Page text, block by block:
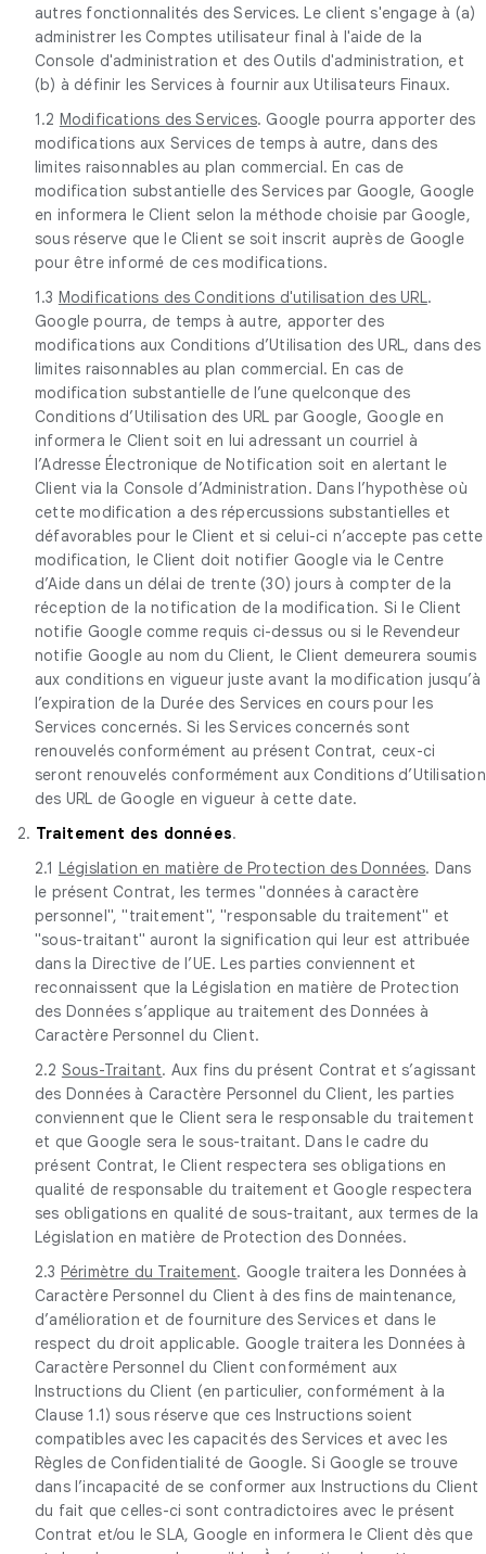
autres fonctionnalités des Services. Le client s'engage à (a)
administrer les Comptes utilisateur final à l'aide de la
Console d'administration et des Outils d'administration, et
(b) à définir les Services à fournir aux Utilisateurs Finaux.
1.2 Modifications des Services. Google pourra apporter des
modifications aux Services de temps à autre, dans des
limites raisonnables au plan commercial. En cas de
modification substantielle des Services par Google, Google
en informera le Client selon la méthode choisie par Google,
sous réserve que le Client se soit inscrit auprès de Google
pour être informé de ces modifications.
1.3 Modifications des Conditions d'utilisation des URL.
Google pourra, de temps à autre, apporter des
modifications aux Conditions d’Utilisation des URL, dans des
limites raisonnables au plan commercial. En cas de
modification substantielle de l’une quelconque des
Conditions d’Utilisation des URL par Google, Google en
informera le Client soit en lui adressant un courriel à
l’Adresse Électronique de Notification soit en alertant le
Client via la Console d’Administration. Dans l’hypothèse où
cette modification a des répercussions substantielles et
défavorables pour le Client et si celui-ci n’accepte pas cette
modification, le Client doit notifier Google via le Centre
d’Aide dans un délai de trente (30) jours à compter de la
réception de la notification de la modification. Si le Client
notifie Google comme requis ci-dessus ou si le Revendeur
notifie Google au nom du Client, le Client demeurera soumis
aux conditions en vigueur juste avant la modification jusqu’à
l’expiration de la Durée des Services en cours pour les
Services concernés. Si les Services concernés sont
renouvelés conformément au présent Contrat, ceux-ci
seront renouvelés conformément aux Conditions d’Utilisation
des URL de Google en vigueur à cette date.
2. Traitement des données.
2.1 Législation en matière de Protection des Données. Dans
le présent Contrat, les termes "données à caractère
personnel", "traitement", "responsable du traitement" et
"sous-traitant" auront la signification qui leur est attribuée
dans la Directive de l’UE. Les parties conviennent et
reconnaissent que la Législation en matière de Protection
des Données s’applique au traitement des Données à
Caractère Personnel du Client.
2.2 Sous-Traitant. Aux fins du présent Contrat et s’agissant
des Données à Caractère Personnel du Client, les parties
conviennent que le Client sera le responsable du traitement
et que Google sera le sous-traitant. Dans le cadre du
présent Contrat, le Client respectera ses obligations en
qualité de responsable du traitement et Google respectera
ses obligations en qualité de sous-traitant, aux termes de la
Législation en matière de Protection des Données.
2.3 Périmètre du Traitement. Google traitera les Données à
Caractère Personnel du Client à des fins de maintenance,
d’amélioration et de fourniture des Services et dans le
respect du droit applicable. Google traitera les Données à
Caractère Personnel du Client conformément aux
Instructions du Client (en particulier, conformément à la
Clause 1.1) sous réserve que ces Instructions soient
compatibles avec les capacités des Services et avec les
Règles de Confidentialité de Google. Si Google se trouve
dans l’incapacité de se conformer aux Instructions du Client
du fait que celles-ci sont contradictoires avec le présent
Contrat et/ou le SLA, Google en informera le Client dès que